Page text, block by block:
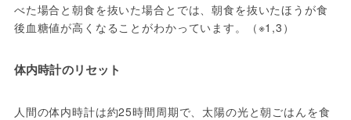
べた場合と朝食を抜いた場合とでは、朝食を抜いたほうが食
後血糖値が高くなることがわかっています。（※1,3）
体内時計のリセット
人間の体内時計は約25時間周期で、太陽の光と朝ごはんを食